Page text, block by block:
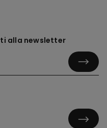
alla newsletter